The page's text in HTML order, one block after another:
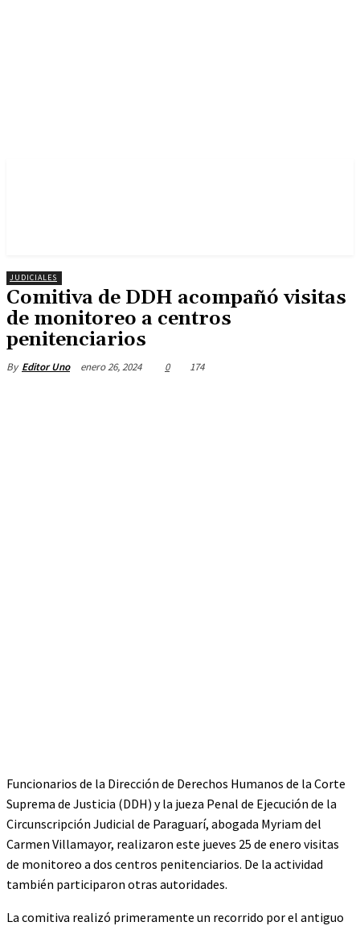
JUDICIALES
Comitiva de DDH acompañó visitas
de monitoreo a centros
penitenciarios
By Editor Uno enero 26, 2024 0 174
Funcionarios de la Dirección de Derechos Humanos de la Corte
Suprema de Justicia (DDH) y la jueza Penal de Ejecución de la
Circunscripción Judicial de Paraguarí, abogada Myriam del
Carmen Villamayor, realizaron este jueves 25 de enero visitas
de monitoreo a dos centros penitenciarios. De la actividad
también participaron otras autoridades.
La comitiva realizó primeramente un recorrido por el antiguo